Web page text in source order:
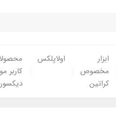
ابزار
مخصوص
کراتین
اولاپلکس
کاربر